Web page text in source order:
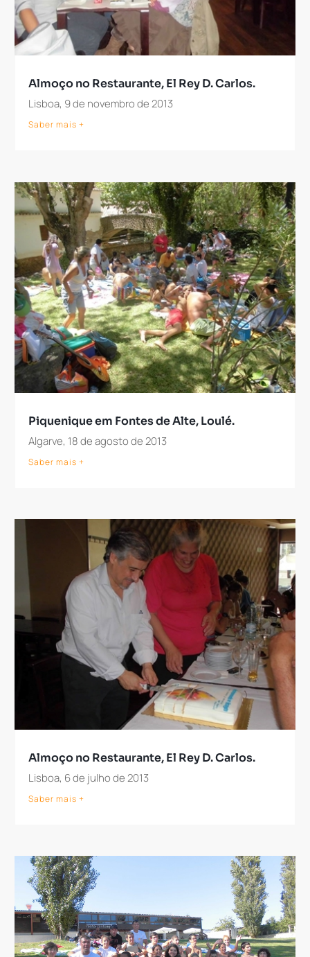
Almoço no Restaurante, El Rey D. Carlos.
Lisboa, 9 de novembro de 2013
Saber mais +
Piquenique em Fontes de Alte, Loulé.
Algarve, 18 de agosto de 2013
Saber mais +
Almoço no Restaurante, El Rey D. Carlos.
Lisboa, 6 de julho de 2013
Saber mais +